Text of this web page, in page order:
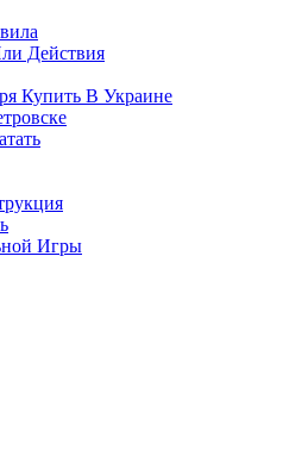
Действия
Купить В Украине
Игры